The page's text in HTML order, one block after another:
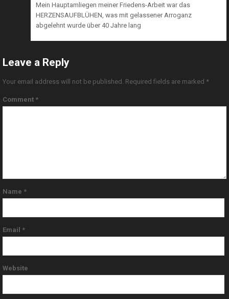
Mein Hauptamliegen meiner Friedens-Arbeit war das
HERZENSAUFBLÜHEN, was mit gelassener Arroganz
abgelehnt wurde über 40 Jahre lang
Leave a Reply
Your email address will not be published. Required fields are marked *
Comment *
Name *
Email *
Website